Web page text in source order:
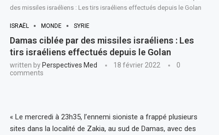
des missiles israéliens : Les tirs israéliens effectués depuis le Golan
ISRAËL MONDE SYRIE
Damas ciblée par des missiles israéliens : Les
tirs israéliens effectués depuis le Golan
written by Perspectives Med 18 février 2022
0
comments
« Le mercredi à 23h35, l’ennemi sioniste a frappé plusieurs
sites dans la localité de Zakia, au sud de Damas, avec des